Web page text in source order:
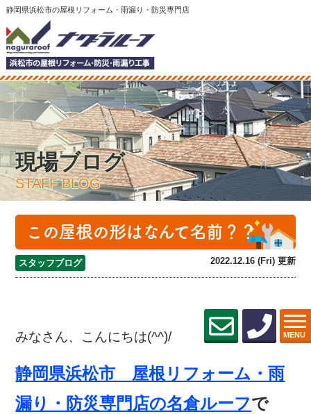
静岡県浜松市の屋根リフォーム・雨漏り・防災専門店
MENU
現場ブログ
STAFF BLOG
この屋根の形はなんて名前？？
スタッフブログ 2022.12.16 (Fri) 更新
みなさん、こんにちは(^^)/
静岡県浜松市 屋根リフォーム・雨
漏り・防災専門店の名倉ルーフで